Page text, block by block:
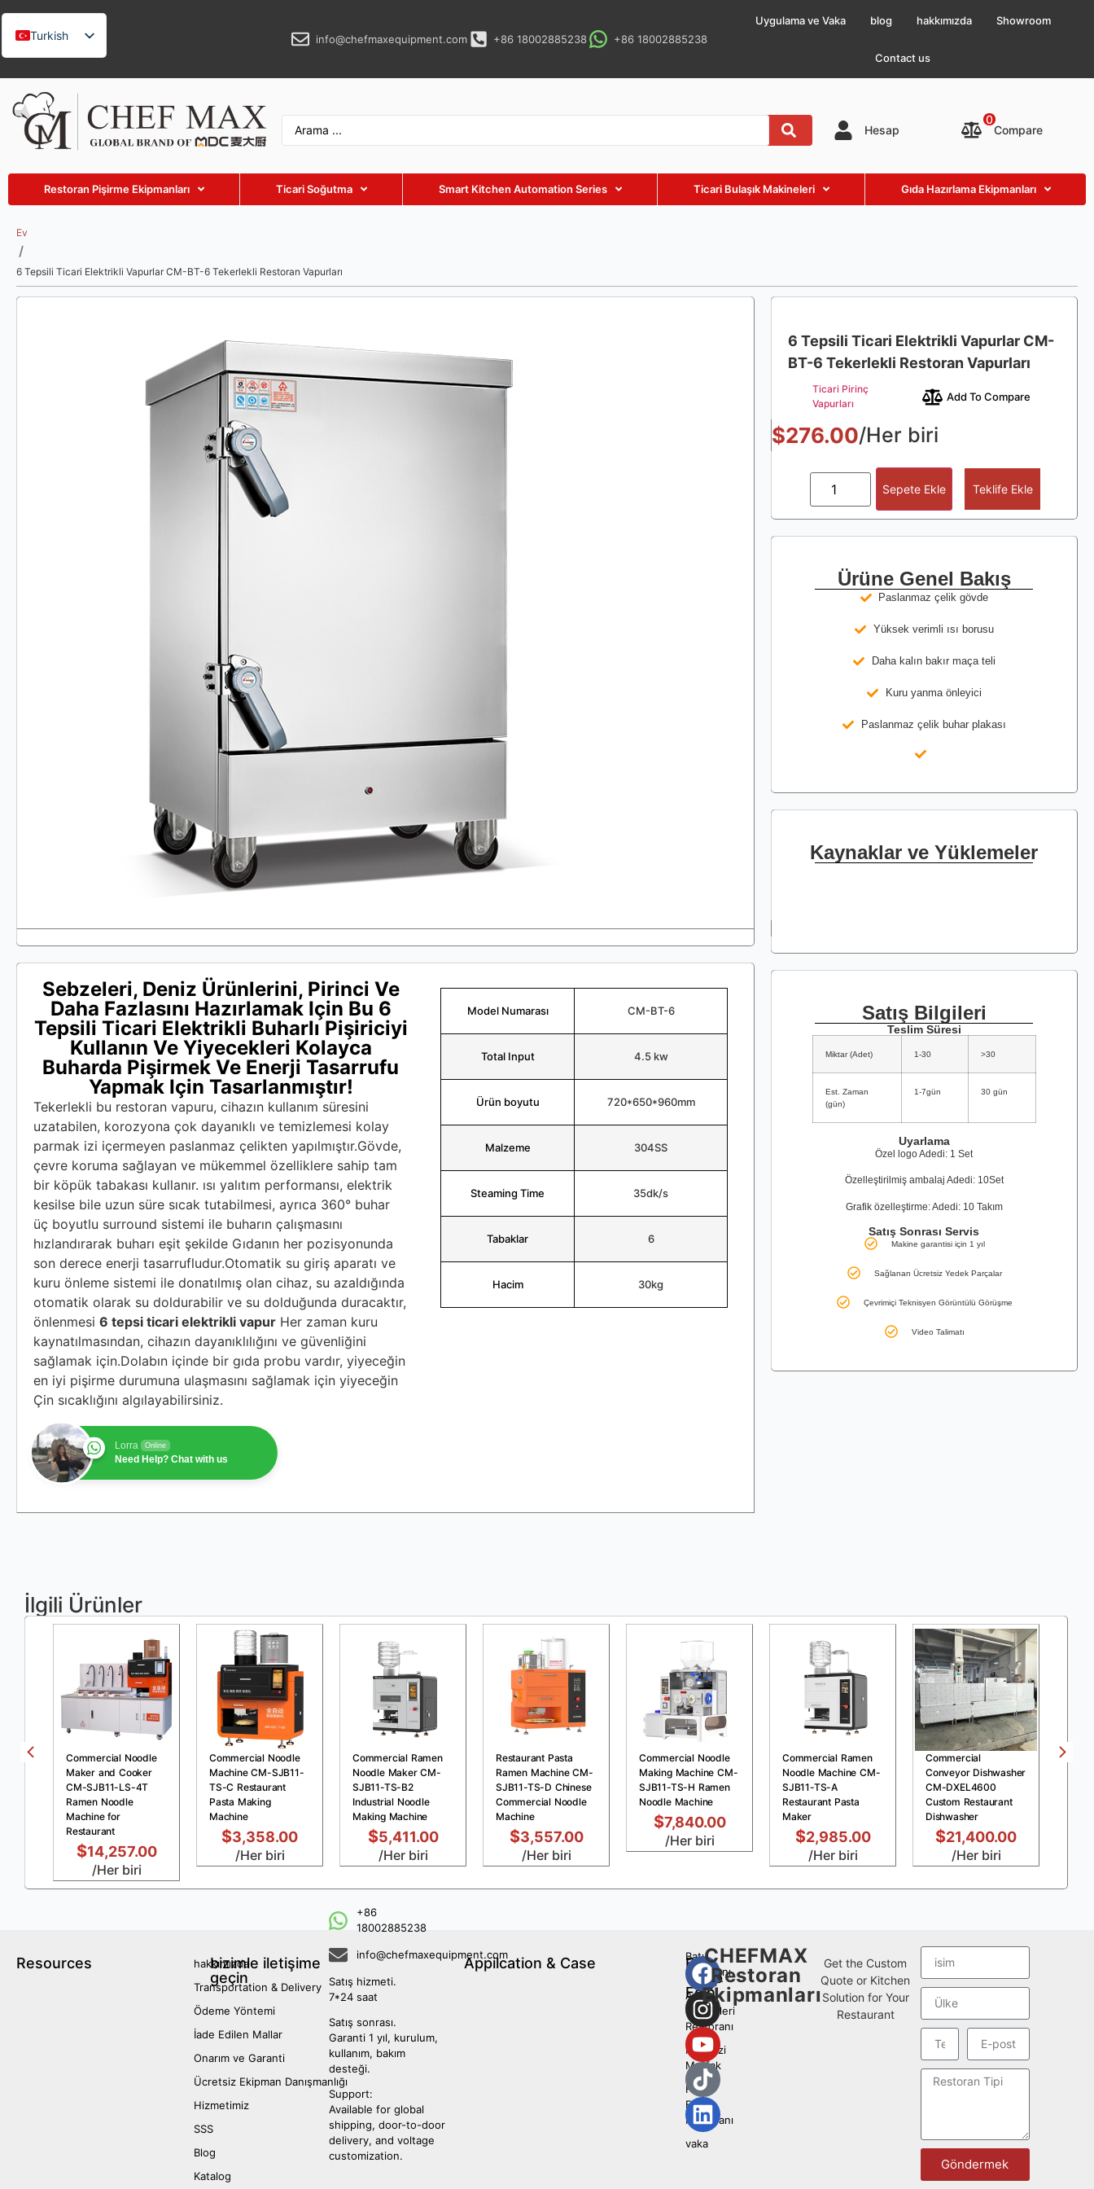
Turkish
English
German
French
Spanish
Arabic
Indonesian
info@chefmaxequipment.com +86 18002885238 +86 18002885238
Uygulama ve Vaka blog hakkımızda Showroom
Contact us
Hesap Compare
0
Restoran Pişirme Ekipmanları Ticari Soğutma Smart Kitchen Automation Series Ticari Bulaşık Makineleri Gıda Hazırlama Ekipmanları
Ev
/
6 Tepsili Ticari Elektrikli Vapurlar CM-BT-6 Tekerlekli Restoran Vapurları
Sebzeleri, Deniz Ürünlerini, Pirinci Ve
Daha Fazlasını Hazırlamak Için Bu 6
Tepsili Ticari Elektrikli Buharlı Pişiriciyi
Kullanın Ve Yiyecekleri Kolayca
Buharda Pişirmek Ve Enerji Tasarrufu
Yapmak Için Tasarlanmıştır!
Tekerlekli bu restoran vapuru, cihazın kullanım süresini
uzatabilen, korozyona çok dayanıklı ve temizlemesi kolay
parmak izi içermeyen paslanmaz çelikten yapılmıştır.Gövde,
çevre koruma sağlayan ve mükemmel özelliklere sahip tam
bir köpük tabakası kullanır. ısı yalıtım performansı, elektrik
kesilse bile uzun süre sıcak tutabilmesi, ayrıca 360° buhar
üç boyutlu surround sistemi ile buharın çalışmasını
hızlandırarak buharı eşit şekilde Gıdanın her pozisyonunda
son derece enerji tasarrufludur.Otomatik su giriş aparatı ve
kuru önleme sistemi ile donatılmış olan cihaz, su azaldığında
otomatik olarak su doldurabilir ve su dolduğunda duracaktır,
önlenmesi 6 tepsi ticari elektrikli vapur Her zaman kuru
kaynatılmasından, cihazın dayanıklılığını ve güvenliğini
sağlamak için.Dolabın içinde bir gıda probu vardır, yiyeceğin
en iyi pişirme durumuna ulaşmasını sağlamak için yiyeceğin
Çin sıcaklığını algılayabilirsiniz.
Lorra Online
Need Help? Chat with us
Model Numarası CM-BT-6
Total Input 4.5 kw
Ürün boyutu 720*650*960mm
Malzeme 304SS
Steaming Time 35dk/s
Tabaklar 6
Hacim 30kg
6 Tepsili Ticari Elektrikli Vapurlar CM-
BT-6 Tekerlekli Restoran Vapurları
Ticari Pirinç
Vapurları
Add To Compare
$276.00/Her biri
Sepete Ekle Teklife Ekle
Ürüne Genel Bakış
Paslanmaz çelik gövde
Yüksek verimli ısı borusu
Daha kalın bakır maça teli
Kuru yanma önleyici
Paslanmaz çelik buhar plakası
Kaynaklar ve Yüklemeler
Satış Bilgileri
Teslim Süresi
Miktar (Adet) 1-30 >30
Est. Zaman
(gün)
1-7gün 30 gün
Uyarlama
Özel logo Adedi: 1 Set
Özelleştirilmiş ambalaj Adedi: 10Set
Grafik özelleştirme: Adedi: 10 Takım
Satış Sonrası Servis
Makine garantisi için 1 yıl
Sağlanan Ücretsiz Yedek Parçalar
Çevrimiçi Teknisyen Görüntülü Görüşme
Video Talimatı
İlgili Ürünler
Commercial Noodle
Maker and Cooker
CM-SJB11-LS-4T
Ramen Noodle
Machine for
Restaurant
$14,257.00
/Her biri
Commercial Noodle
Machine CM-SJB11-
TS-C Restaurant
Pasta Making
Machine
$3,358.00
/Her biri
Commercial Ramen
Noodle Maker CM-
SJB11-TS-B2
Industrial Noodle
Making Machine
$5,411.00
/Her biri
Restaurant Pasta
Ramen Machine CM-
SJB11-TS-D Chinese
Commercial Noodle
Machine
$3,557.00
/Her biri
Commercial Noodle
Making Machine CM-
SJB11-TS-H Ramen
Noodle Machine
$7,840.00
/Her biri
Commercial Ramen
Noodle Machine CM-
SJB11-TS-A
Restaurant Pasta
Maker
$2,985.00
/Her biri
Commercial
Conveyor Dishwasher
CM-DXEL4600
Custom Restaurant
Dishwasher
$21,400.00
/Her biri
Resources
hakkımızda
Transportation & Delivery
Ödeme Yöntemi
İade Edilen Mallar
Onarım ve Garanti
Ücretsiz Ekipman Danışmanlığı
Hizmetimiz
SSS
Blog
Katalog
bizimle iletişime
geçin
+86
18002885238
info@chefmaxequipment.com
Satış hizmeti.
7*24 saat
Satış sonrası.
Garanti 1 yıl, kurulum,
kullanım, bakım
desteği.
Support:
Available for global
shipping, door-to-door
delivery, and voltage
customization.
Appilcation & Case
Batı
restoranı
Asya
Yemekleri
Restoranı
Merkezi
Mutfak
Fast
Food
Restoranı
vaka
Bizi
Takip
Edin
CHEFMAX
Restoran
Ekipmanları
Get the Custom
Quote or Kitchen
Solution for Your
Restaurant
Göndermek